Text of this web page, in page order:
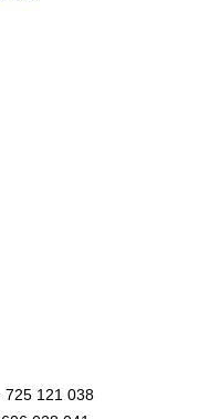
725 121 038